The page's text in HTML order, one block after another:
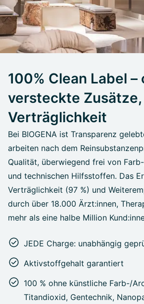
100% Clean Label –
versteckte
Verträglichkeit
Bei BIOGENA ist Transparenz
arbeiten nach dem
Qualität, überwiegend frei von
und technischen Hilfsstoffen. Das
Verträglichkeit (97 %) und
durch über 18.000 Ärzt:innen,
mehr als eine halbe Million
JEDE Charge: unabhängig
Aktivstoffgehalt garantiert
100 % ohne künstliche Farb-/
Titandioxid, Gentechnik,